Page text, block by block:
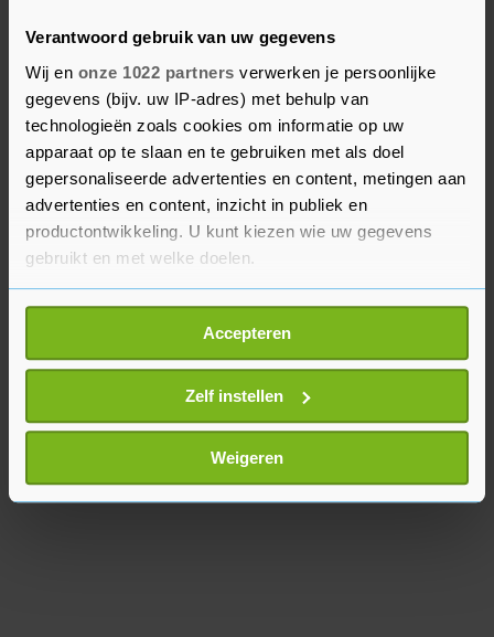
Verantwoord gebruik van uw gegevens
Wij en onze 1022 partners verwerken je persoonlijke
gegevens (bijv. uw IP-adres) met behulp van
technologieën zoals cookies om informatie op uw
apparaat op te slaan en te gebruiken met als doel
gepersonaliseerde advertenties en content, metingen aan
advertenties en content, inzicht in publiek en
productontwikkeling. U kunt kiezen wie uw gegevens
gebruikt en met welke doelen.
Als u het toestaat, willen we ook graag:
Informatie verzamelen over uw geografische
locatie, die tot een paar meter nauwkeurig kan zijn
Uw apparaat identificeren door het actief te
scannen op specifieke eigenschappen (fingerprinting)
Lees meer over hoe uw persoonlijke gegevens worden
verwerkt en stel uw voorkeuren in het
U kunt uw toestemming op elk moment wijzigen of
Accepteren
Zelf instellen
Weigeren
TOP Oss en ADO Den Haag kwamen in een
aantrekkelijke wedstrijd in Brabant op 3-3 uit.
Rick Stuy van den Herik scoorde twee keer voor
de thuisploeg.
Roda JC en NAC Breda bleven in Limburg steken
op 0-0. VVV-Venlo versloeg FC Den Bosch met 2-
1 dankzij late treffers van Yahcuroo Roemer en
Brian Koglin.